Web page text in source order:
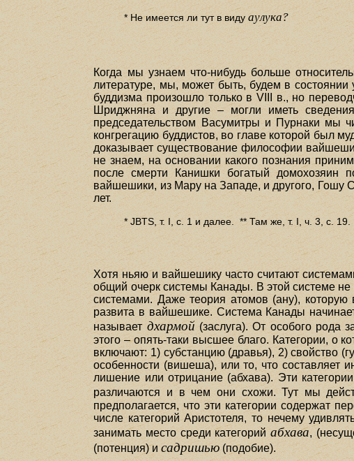
* Не имеется ли тут в виду аулука?
Когда мы узнаем что-нибудь больше
литературе, мы, может быть, будем в
буддизма произошло только в VIII в., но
Шриджняна и другие – могли иметь
председательством Васумитры и Пурнаки мы
конгрегацию буддистов, во главе которой был
доказывает существование философии
не знаем, на основании какого познания
после смерти Канишки богатый
вайшешики, из Мару на Западе, и другого, Гошу
лет.
* JBTS, т. I, с. 1 и далее. ** Там же, т. I, ч. 3, с. 19.
Хотя ньяю и вайшешику часто считают
общий очерк системы Канады. В этой системе не
системами. Даже теория атомов (ану),
развита в вайшешике. Система Канады
называет дхармой (заслуга). От особого рода
этого – опять-таки высшее благо. Категории, о
включают: 1) субстанцию (дравья), 2) свойство
особенности (вишеша), или то, что составляет
лишение или отрицание (абхава). Эти
различаются и в чем они схожи. Тут мы
предполагается, что эти категории содержат
числе категорий Аристотеля, то нечему
занимать место среди категорийабхава,
(потенция) исадришью(подобие).